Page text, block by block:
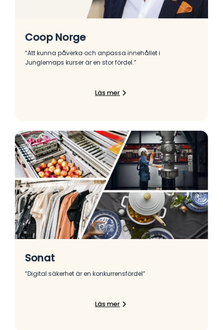
Coop Norge
“Att kunna påverka och anpassa innehållet i
Junglemaps kurser är en stor fördel.”
Läs mer
Sonat
”Digital säkerhet är en konkurrensfördel”
Läs mer